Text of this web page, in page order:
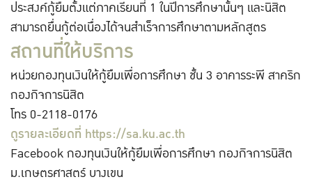
ประสงค์กู้ยืมตั้งแต่ภาคเรียนที่ 1 ในปีการศึกษานั้นๆ และนิสิต
สามารถยื่นกู้ต่อเนื่องได้จนสำเร็จการศึกษาตามหลักสูตร
สถานที่ให้บริการ
หน่วยกองทุนเงินให้กู้ยืมเพื่อการศึกษา ชั้น 3 อาคารระพี สาคริก
กองกิจการนิสิต
โทร 0-2118-0176
ดูรายละเอียดที่ https://sa.ku.ac.th
Facebook กองทุนเงินให้กู้ยืมเพื่อการศึกษา กองกิจการนิสิต
ม.เกษตรศาสตร์ บางเขน